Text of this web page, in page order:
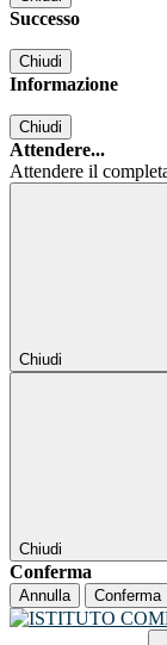
Successo
Chiudi
Informazione
Chiudi
Attendere...
Attendere il
Chiudi
Chiudi
Conferma
Annulla Conferma